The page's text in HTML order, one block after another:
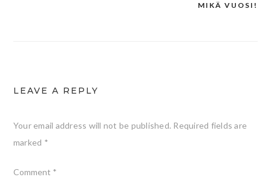
MIKÄ VUOSI!
LEAVE A REPLY
Your email address will not be published. Required fields are
marked *
Comment *